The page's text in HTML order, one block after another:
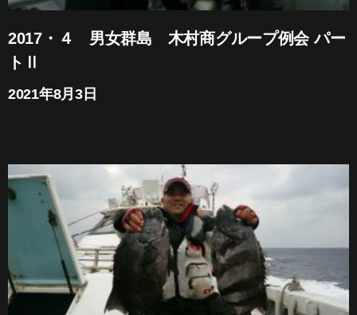
2017・４ 男女群島 木村商グループ例会 パー
トⅡ
2021年8月3日